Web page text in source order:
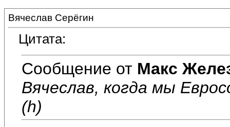
Вячеслав Серёгин
Цитата:
Сообщение от Макс
Вячеслав, когда мы
(h)